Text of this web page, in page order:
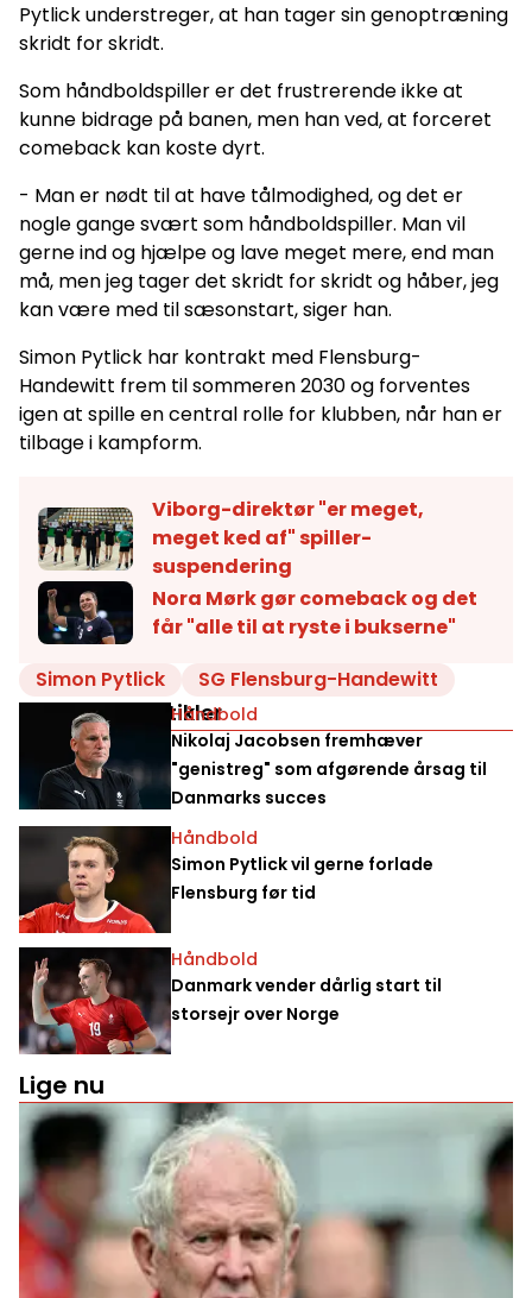
Pytlick understreger, at han tager sin genoptræning
skridt for skridt.
Som håndboldspiller er det frustrerende ikke at
kunne bidrage på banen, men han ved, at forceret
comeback kan koste dyrt.
- Man er nødt til at have tålmodighed, og det er
nogle gange svært som håndboldspiller. Man vil
gerne ind og hjælpe og lave meget mere, end man
må, men jeg tager det skridt for skridt og håber, jeg
kan være med til sæsonstart, siger han.
Simon Pytlick har kontrakt med Flensburg-
Handewitt frem til sommeren 2030 og forventes
igen at spille en central rolle for klubben, når han er
tilbage i kampform.
Viborg-direktør "er meget,
meget ked af" spiller-
suspendering
Nora Mørk gør comeback og det
får "alle til at ryste i bukserne"
Simon Pytlick
SG Flensburg-Handewitt
Relaterede artikler
Håndbold
Nikolaj Jacobsen fremhæver
"genistreg" som afgørende årsag til
Danmarks succes
Håndbold
Simon Pytlick vil gerne forlade
Flensburg før tid
Håndbold
Danmark vender dårlig start til
storsejr over Norge
Lige nu